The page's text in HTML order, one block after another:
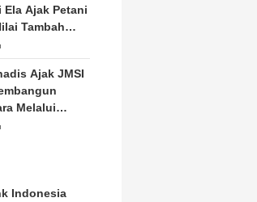
Ela Ajak Petani
Tambah
Ajak JMSI
Melalui
Indonesia